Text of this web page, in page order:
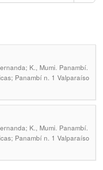
K., Mumi. Panambí.
Panambí n. 1 Valparaíso
K., Mumi. Panambí.
Panambí n. 1 Valparaíso